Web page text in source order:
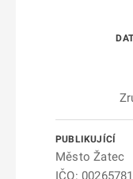
Město Žatec
IČO: 00265781